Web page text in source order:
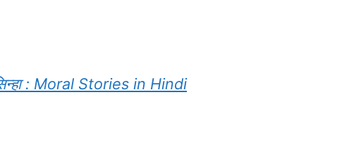
: Moral Stories in Hindi